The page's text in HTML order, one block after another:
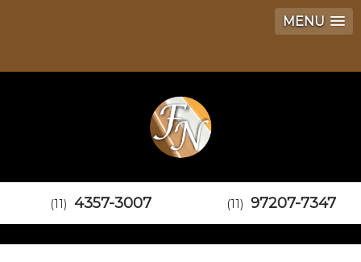
MENU
(11) 4357-3007 (11) 97207-7347